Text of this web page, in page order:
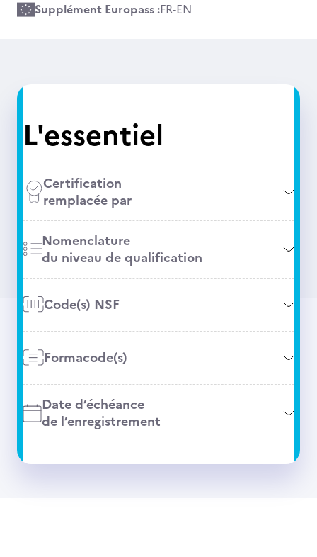
Supplément Europass :FR-EN
L'essentiel
Certification
remplacée par
Nomenclature
du niveau de qualification
Code(s) NSF
Formacode(s)
Date d’échéance
de l’enregistrement